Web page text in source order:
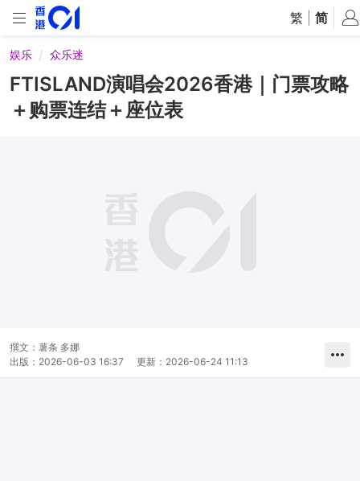
繁 简
娱乐 众乐迷
FTISLAND演唱会2026香港｜门票攻略
＋购票连结＋座位表
撰文： 薯条 多娜
出版： 2026-06-03 16:37 更新： 2026-06-24 11:13